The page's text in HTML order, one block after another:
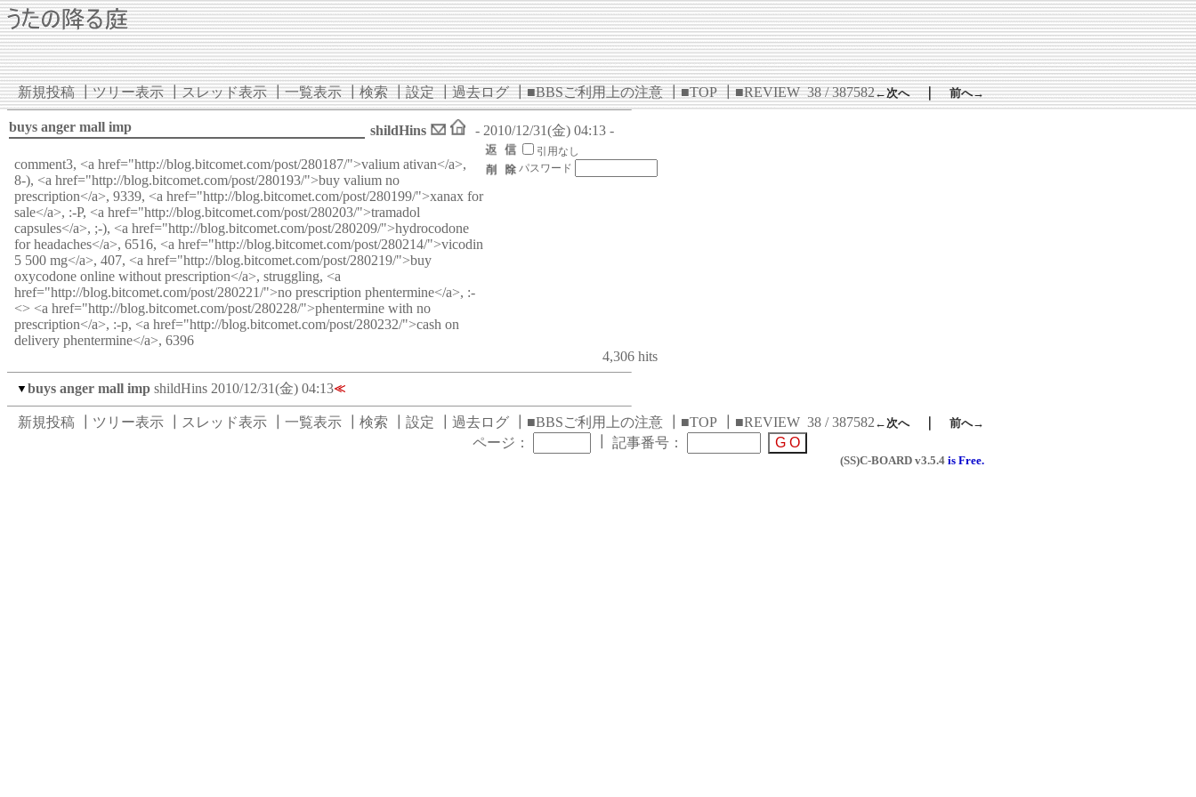
新規投稿┃ツリー表示┃スレッド表示┃一覧表示┃検索┃設定┃過去ログ┃■BBSご利用上の注意┃■TOP┃■REVIEW 38 / 387582←次へ｜前へ→
buys anger mall imp shildHins - 2010/12/31(金) 04:13 -
comment3, <a href="http://blog.bitcomet.com/post/280187/">valium ativan</a>,
8-), <a href="http://blog.bitcomet.com/post/280193/">buy valium no
prescription</a>, 9339, <a href="http://blog.bitcomet.com/post/280199/">xanax for
sale</a>, :-P, <a href="http://blog.bitcomet.com/post/280203/">tramadol
capsules</a>, ;-), <a href="http://blog.bitcomet.com/post/280209/">hydrocodone
for headaches</a>, 6516, <a href="http://blog.bitcomet.com/post/280214/">vicodin
5 500 mg</a>, 407, <a href="http://blog.bitcomet.com/post/280219/">buy
oxycodone online without prescription</a>, struggling, <a
href="http://blog.bitcomet.com/post/280221/">no prescription phentermine</a>, :-
<> <a href="http://blog.bitcomet.com/post/280228/">phentermine with no
prescription</a>, :-p, <a href="http://blog.bitcomet.com/post/280232/">cash on
delivery phentermine</a>, 6396
引用なし
パスワード
4,306 hits
▼ buys anger mall imp shildHins 2010/12/31(金) 04:13≪
新規投稿 ツリー表示 スレッド表示 一覧表示 検索 設定 過去ログ ■BBSご利用上の注意 ■TOP ■REVIEW 38 / 387582 ←次へ｜ 前へ→
ページ： 記事番号：
(SS)C-BOARD v3.5.4 is Free.